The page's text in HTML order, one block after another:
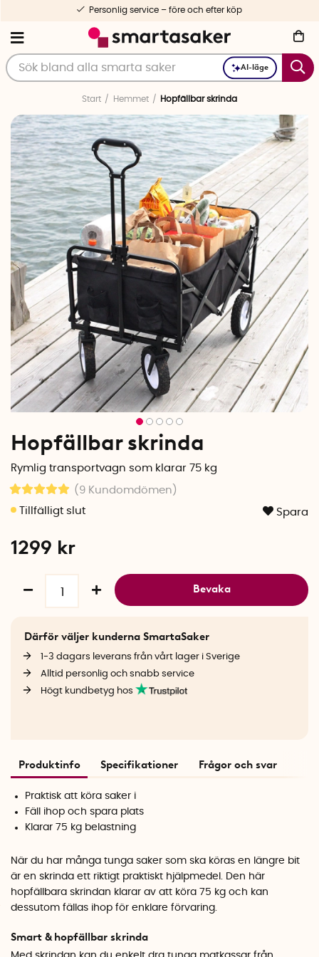
AI-läge
Personlig service – före och efter köp
Start Hemmet Hopfällbar skrinda
Hopfällbar skrinda
Rymlig transportvagn som klarar 75 kg
(9 Kundomdömen )
Spara
1299 kr
Bevaka
Därför väljer kunderna SmartaSaker
1-3 dagars leverans från vårt lager i Sverige
Alltid personlig och snabb service
Högt kundbetyg hos
Produktinfo Specifikationer Frågor och svar
Praktisk att köra saker i
Fäll ihop och spara plats
Klarar 75 kg belastning
När du har många tunga saker som ska köras en längre bit
är en skrinda ett riktigt praktiskt hjälpmedel. Den här
hopfällbara skrindan klarar av att köra 75 kg och kan
dessutom fällas ihop för enklare förvaring.
Smart & hopfällbar skrinda